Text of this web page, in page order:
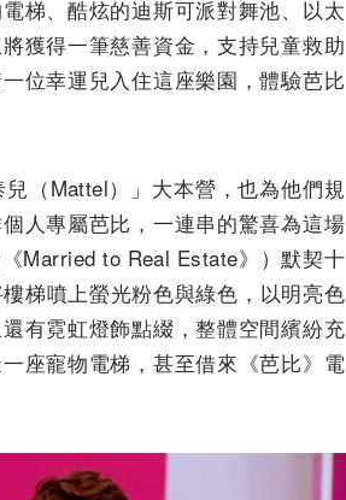
梯、酷炫的迪斯可派對舞池、以太
獲得一筆慈善資金，支持兒童救助
位幸運兒入住這座樂園，體驗芭比
（Mattel）」大本營，也為他們規
人專屬芭比，一連串的驚喜為這場
Married to Real Estate》）默契十
梯噴上螢光粉色與綠色，以明亮色
有霓虹燈飾點綴，整體空間繽紛充
座寵物電梯，甚至借來《芭比》電